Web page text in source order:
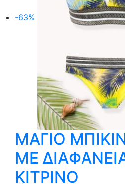
-63%
ΜΑΓΙΟ
ΜΕ
ΚΙΤΡΙΝΟ